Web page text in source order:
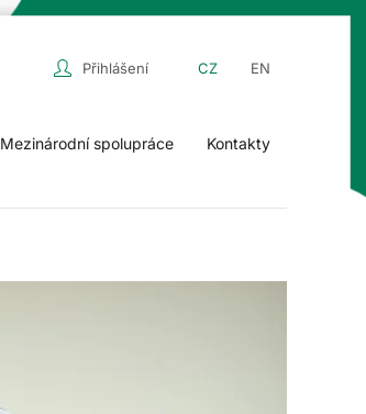
Přihlášení CZ EN
Mezinárodní spolupráce Kontakty